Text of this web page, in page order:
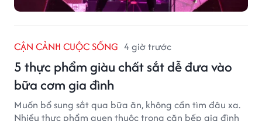
CẬN CẢNH CUỘC SỐNG 4 giờ trước
5 thực phẩm giàu chất sắt dễ đưa vào
bữa cơm gia đình
Muốn bổ sung sắt qua bữa ăn, không cần tìm đâu xa.
Nhiều thực phẩm quen thuộc trong căn bếp gia đình